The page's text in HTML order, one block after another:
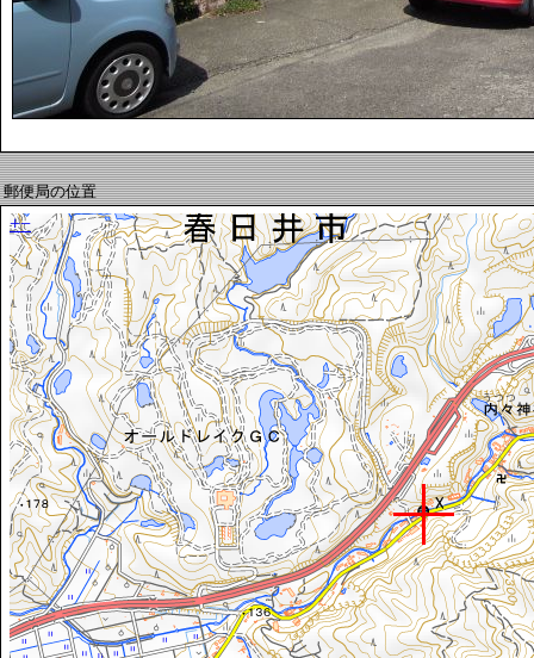
郵便局の位置